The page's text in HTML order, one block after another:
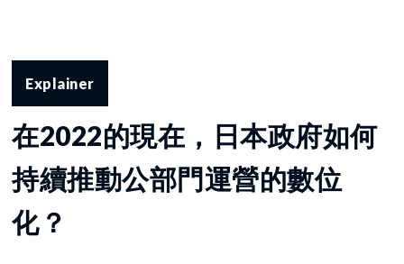
Explainer
在2022的現在，日本政府如何
持續推動公部門運營的數位
化？